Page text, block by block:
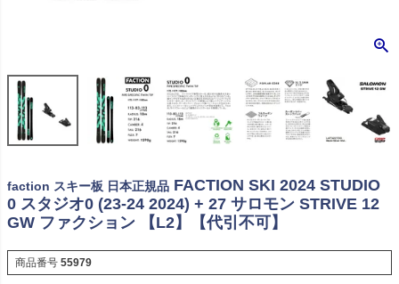
faction スキー板 日本正規品 FACTION SKI 2024 STUDIO
0 スタジオ0 (23-24 2024) + 27 サロモン STRIVE 12
GW ファクション 【L2】【代引不可】
商品番号 55979